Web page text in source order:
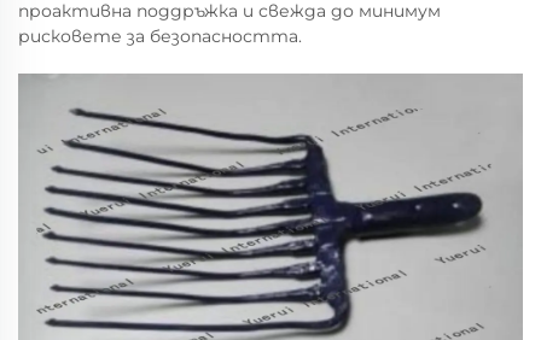
проактивна поддръжка и свежда до минимум
рисковете за безопасността.